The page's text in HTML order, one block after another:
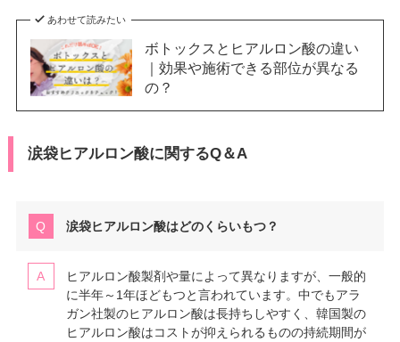
あわせて読みたい
ボトックスとヒアルロン酸の違い
｜効果や施術できる部位が異なる
の？
涙袋ヒアルロン酸に関するQ＆A
涙袋ヒアルロン酸はどのくらいもつ？
ヒアルロン酸製剤や量によって異なりますが、一般的
に半年～1年ほどもつと言われています。中でもアラ
ガン社製のヒアルロン酸は長持ちしやすく、韓国製の
ヒアルロン酸はコストが抑えられるものの持続期間が